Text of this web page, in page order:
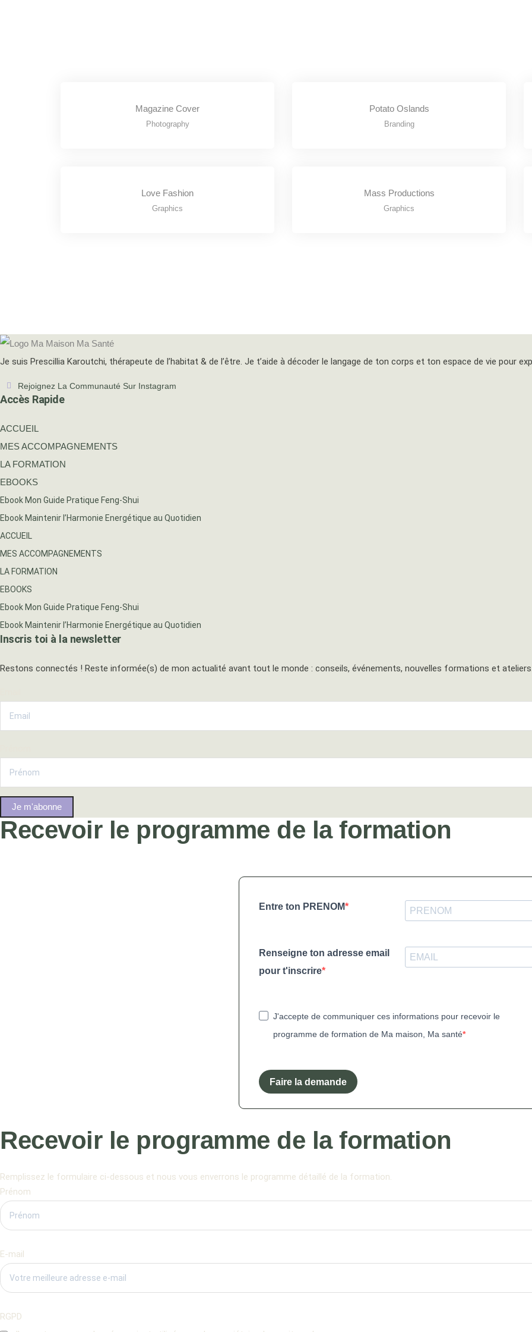
Magazine Cover
Photography
Potato Oslands
Branding
Love Fashion
Graphics
Mass Productions
Graphics
Je suis Prescillia Karoutchi, thérapeute de l’habitat & de l’être. Je t’aide à décoder le langage de ton corps et ton espace de vie pour
Rejoignez La Communauté Sur Instagram
Accès Rapide
ACCUEIL
MES ACCOMPAGNEMENTS
LA FORMATION
EBOOKS
Ebook Mon Guide Pratique Feng-Shui
Ebook Maintenir l’Harmonie Energétique au Quotidien
ACCUEIL
MES ACCOMPAGNEMENTS
LA FORMATION
EBOOKS
Ebook Mon Guide Pratique Feng-Shui
Ebook Maintenir l’Harmonie Energétique au Quotidien
Inscris toi à la newsletter
Restons connectés ! Reste informée(s) de mon actualité avant tout le monde : conseils, événements, nouvelles formations et
Je m'abonne
Recevoir le programme de la formation
Entre ton PRENOM
Renseigne ton adresse email
pour t'inscrire
J'accepte de communiquer ces informations pour recevoir le
programme de formation de Ma maison, Ma santé
Faire la demande
Recevoir le programme de la formation
Remplissez le formulaire ci-dessous et nous vous enverrons le programme détaillé de la formation.
Prénom
E-mail
RGPD